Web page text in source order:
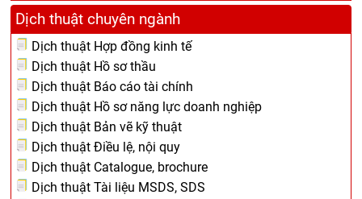
Dịch thuật chuyên ngành
Dịch thuật Hợp đồng kinh tế
Dịch thuật Hồ sơ thầu
Dịch thuật Báo cáo tài chính
Dịch thuật Hồ sơ năng lực doanh nghiệp
Dịch thuật Bản vẽ kỹ thuật
Dịch thuật Điều lệ, nội quy
Dịch thuật Catalogue, brochure
Dịch thuật Tài liệu MSDS, SDS